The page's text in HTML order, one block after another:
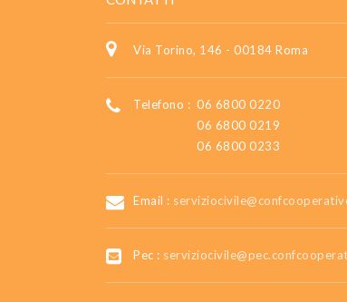
Via Torino, 146 - 00184 Roma
Telefono : 06 6800 0220
06 6800 0219
06 6800 0233
Email :
Pec :